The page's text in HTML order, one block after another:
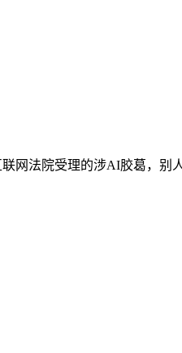
网法院受理的涉AI胶葛，别